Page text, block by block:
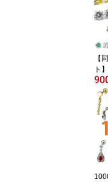
ぱ
ゴ
クス
【
ト
ッ
ア
ー
プ
ル
ル